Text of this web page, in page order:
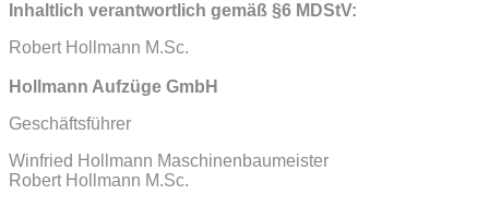
Inhaltlich verantwortlich gemäß §6 MDStV:
Robert Hollmann M.Sc.
Hollmann Aufzüge GmbH
Geschäftsführer
Winfried Hollmann Maschinenbaumeister
Robert Hollmann M.Sc.